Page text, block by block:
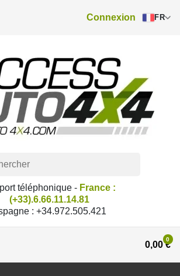
Connexion FR
téléphonique - France :
(+33).6.66.11.14.81
: +34.972.505.421
0,00 €
0